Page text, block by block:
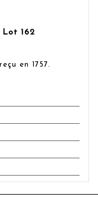
Lot 162
en 1757.